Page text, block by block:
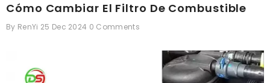
Cómo Cambiar El Filtro De Combustible
By RenYi 25 Dec 2024 0 Comments